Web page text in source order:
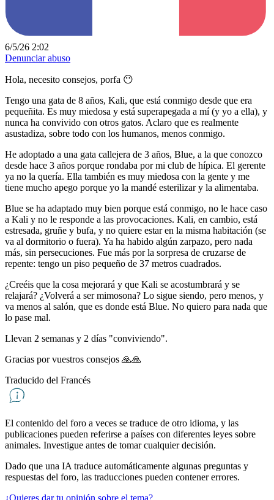
6/5/26 2:02
Denunciar abuso
Hola, necesito consejos, porfa 😶
Tengo una gata de 8 años, Kali, que está conmigo desde que era
pequeñita. Es muy miedosa y está superapegada a mí (y yo a ella), y
nunca ha convivido con otros gatos. Aclaro que es realmente
asustadiza, sobre todo con los humanos, menos conmigo.
He adoptado a una gata callejera de 3 años, Blue, a la que conozco
desde hace 3 años porque rondaba por mi club de hípica. El gerente
ya no la quería. Ella también es muy miedosa con la gente y me
tiene mucho apego porque yo la mandé esterilizar y la alimentaba.
Blue se ha adaptado muy bien porque está conmigo, no le hace caso
a Kali y no le responde a las provocaciones. Kali, en cambio, está
estresada, gruñe y bufa, y no quiere estar en la misma habitación (se
va al dormitorio o fuera). Ya ha habido algún zarpazo, pero nada
más, sin persecuciones. Fue más por la sorpresa de cruzarse de
repente: tengo un piso pequeño de 37 metros cuadrados.
¿Creéis que la cosa mejorará y que Kali se acostumbrará y se
relajará? ¿Volverá a ser mimosona? Lo sigue siendo, pero menos, y
va menos al salón, que es donde está Blue. No quiero para nada que
lo pase mal.
Llevan 2 semanas y 2 días "conviviendo".
Gracias por vuestros consejos 🙏🙏
Traducido del Francés
El contenido del foro a veces se traduce de otro idioma, y ​​las
publicaciones pueden referirse a países con diferentes leyes sobre
animales. Investigue antes de tomar cualquier decisión.
Dado que una IA traduce automáticamente algunas preguntas y
respuestas del foro, las traducciones pueden contener errores.
¿Quieres dar tu opinión sobre el tema?